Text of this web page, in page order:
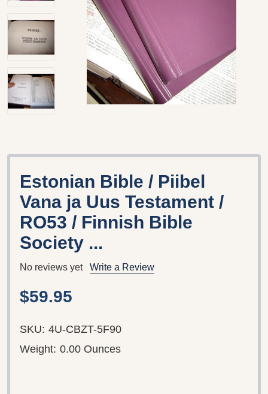
Estonian Bible / Piibel
Vana ja Uus Testament /
RO53 / Finnish Bible
Society ...
No reviews yet Write a Review
$59.95
SKU: 4U-CBZT-5F90
Weight: 0.00 Ounces